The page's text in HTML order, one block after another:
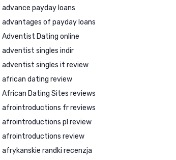
advance payday loans
advantages of payday loans
Adventist Dating online
adventist singles indir
adventist singles it review
african dating review
African Dating Sites reviews
afrointroductions fr reviews
afrointroductions pl review
afrointroductions review
afrykanskie randki recenzja